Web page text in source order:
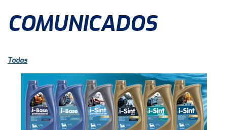
COMUNICADOS
Todas